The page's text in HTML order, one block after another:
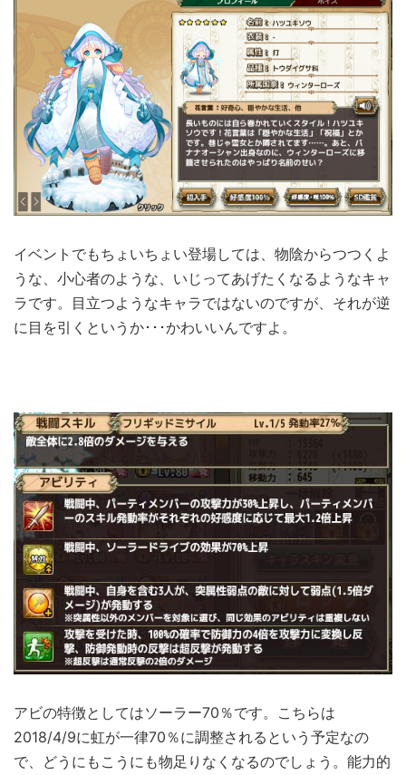
イベントでもちょいちょい登場しては、物陰からつつくよ
うな、小心者のような、いじってあげたくなるようなキャ
ラです。目立つようなキャラではないのですが、それが逆
に目を引くというか･･･かわいいんですよ。
アビの特徴としてはソーラー70％です。こちらは
2018/4/9に虹が一律70％に調整されるという予定なの
で、どうにもこうにも物足りなくなるのでしょう。能力的